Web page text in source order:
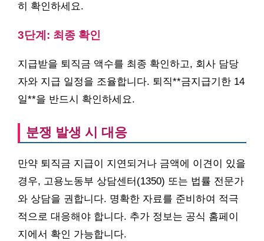
히 확인하세요.
3단계: 최종 확인
지급받을 퇴직금 액수를 최종 확인하고, 회사 담당
자와 지급 일정을 조율합니다. 퇴직**금지급기한 14
일**을 반드시 확인하세요.
분쟁 발생 시 대응
만약 퇴직금 지급이 지연되거나 금액에 이견이 있을
경우, 고용노동부 상담센터(1350) 또는 법률 전문가
와 상담을 권합니다. 명확한 자료를 준비하여 적극
적으로 대응해야 합니다. 추가 정보는 공식 홈페이
지에서 확인 가능합니다.